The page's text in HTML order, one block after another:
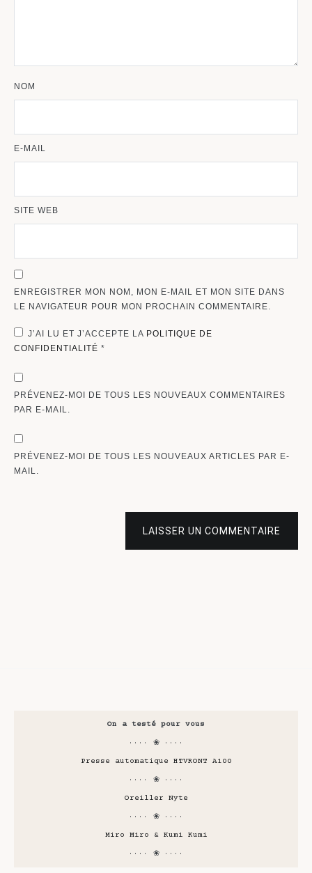
NOM
E-MAIL
SITE WEB
ENREGISTRER MON NOM, MON E-MAIL ET MON SITE DANS
LE NAVIGATEUR POUR MON PROCHAIN COMMENTAIRE.
J’AI LU ET J’ACCEPTE LA POLITIQUE DE
CONFIDENTIALITÉ *
PRÉVENEZ-MOI DE TOUS LES NOUVEAUX COMMENTAIRES
PAR E-MAIL.
PRÉVENEZ-MOI DE TOUS LES NOUVEAUX ARTICLES PAR E-
MAIL.
LAISSER UN COMMENTAIRE
On a testé pour vous
···· ❀ ····
Presse automatique HTVRONT A100
···· ❀ ····
Oreiller Nyte
···· ❀ ····
Miro Miro & Kumi Kumi
···· ❀ ····